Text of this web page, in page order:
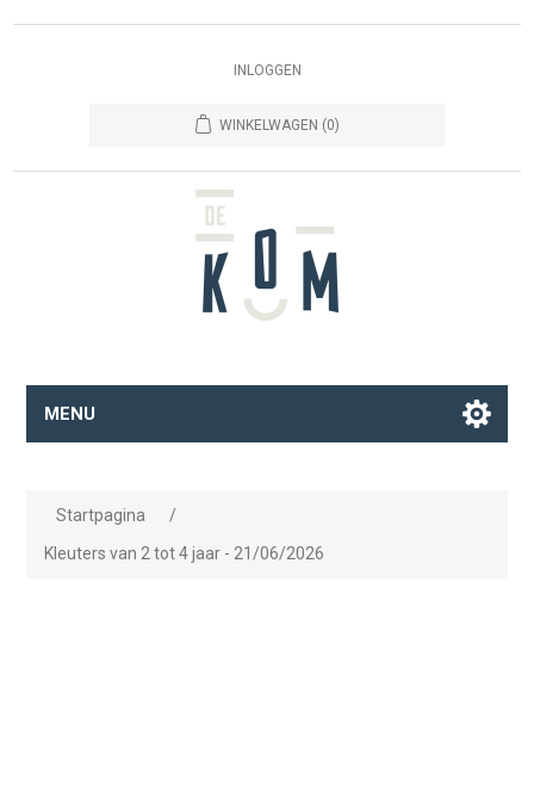
INLOGGEN
WINKELWAGEN (0)
MENU
Startpagina
/
Kleuters van 2 tot 4 jaar - 21/06/2026